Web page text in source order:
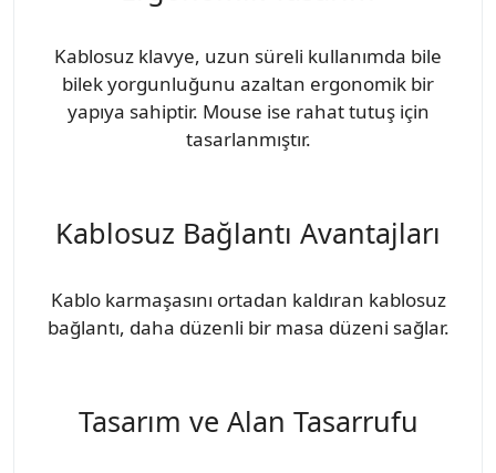
Kablosuz klavye, uzun süreli kullanımda bile
bilek yorgunluğunu azaltan ergonomik bir
yapıya sahiptir. Mouse ise rahat tutuş için
tasarlanmıştır.
Kablosuz Bağlantı Avantajları
Kablo karmaşasını ortadan kaldıran kablosuz
bağlantı, daha düzenli bir masa düzeni sağlar.
Tasarım ve Alan Tasarrufu